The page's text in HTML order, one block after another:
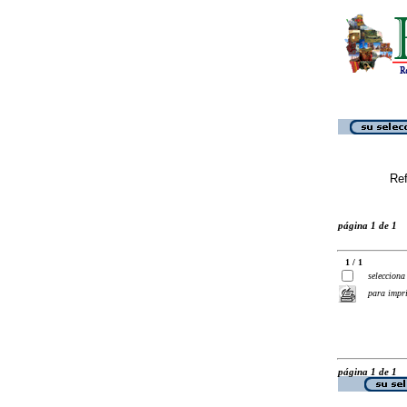
página 1 de 1
1 / 1
selecciona
para
página 1 de 1